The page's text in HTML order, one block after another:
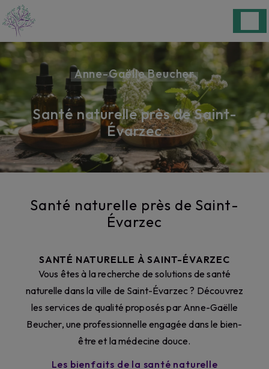
Anne-Gaëlle Beucher
Santé naturelle près de Saint-
Évarzec
Santé naturelle près de Saint-
Évarzec
SANTÉ NATURELLE À SAINT-ÉVARZEC
Vous êtes à la recherche de solutions de santé
naturelle dans la ville de Saint-Évarzec ? Découvrez
les services de qualité proposés par Anne-Gaëlle
Beucher, une professionnelle engagée dans le bien-
être et la médecine douce.
Les bienfaits de la santé naturelle
Panneau de gestion des cookies